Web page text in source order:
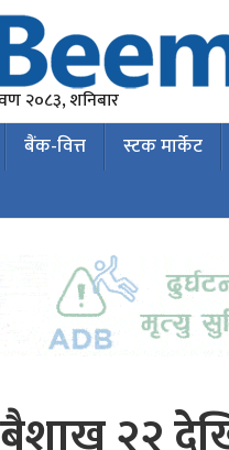
२०८३, शनिबार
बैंक-वित्त स्टक मार्केट